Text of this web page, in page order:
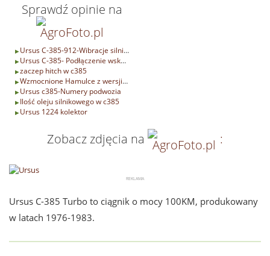
Sprawdź opinie na
Ursus C-385-912-Wibracje silnika
Ursus C-385- Podłączenie wskaźnika paliwa
zaczep hitch w c385
Wzmocnione Hamulce z wersji drogowej C-385
Ursus c385-Numery podwozia
Ilość oleju silnikowego w c385
Ursus 1224 kolektor
Zobacz zdjęcia na :
Ursus C-385 Turbo to ciągnik o mocy 100KM, produkowany
w latach 1976-1983.